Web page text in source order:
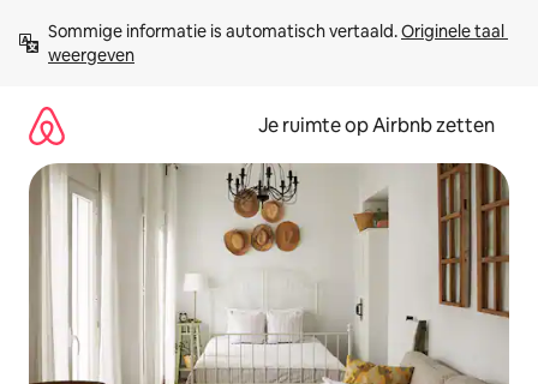
direct
naar
Sommige informatie is automatisch vertaald. Originele taal
weergeven
Je ruimte op Airbnb zetten